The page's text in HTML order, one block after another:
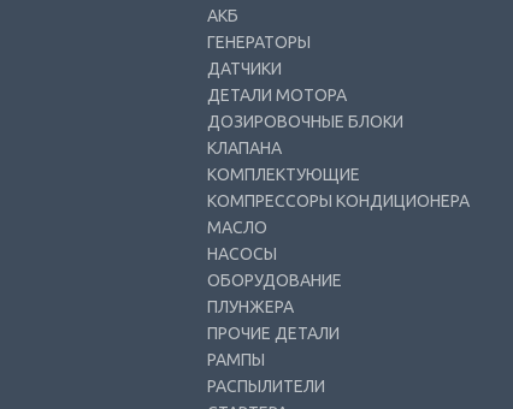
АКБ
ГЕНЕРАТОРЫ
ДАТЧИКИ
ДЕТАЛИ МОТОРА
ДОЗИРОВОЧНЫЕ БЛОКИ
КЛАПАНА
КОМПЛЕКТУЮЩИЕ
КОМПРЕССОРЫ КОНДИЦИОНЕРА
МАСЛО
НАСОСЫ
ОБОРУДОВАНИЕ
ПЛУНЖЕРА
ПРОЧИЕ ДЕТАЛИ
РАМПЫ
РАСПЫЛИТЕЛИ